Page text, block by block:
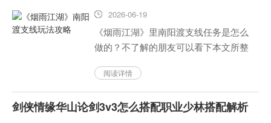
2026-06-19
《烟雨江湖》里南阳渡支线任务是怎么
做的？不了解的朋友可以看下本文所整
的内容，在此也一并分享给大家。...
阅读详情
剑侠情缘华山论剑3v3怎么搭配职业少林搭配解析